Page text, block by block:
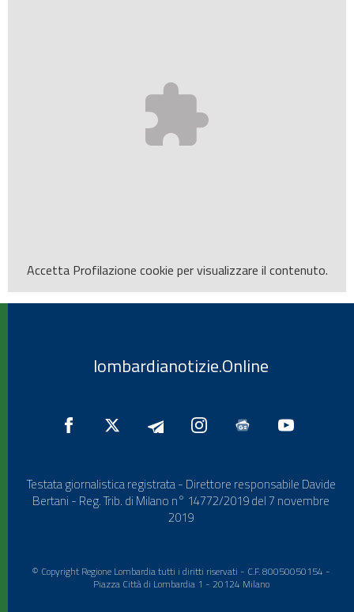
Accetta Profilazione cookie per visualizzare il contenuto.
lombardianotizie.Online
Testata giornalistica registrata - Direttore responsabile Davide
Bertani - Reg. Trib. di Milano n° 14772/2019 del 7 novembre
2019
© Copyright Regione Lombardia tutti i diritti riservati - C.F. 80050050154 -
Piazza Città di Lombardia 1 - 20124 Milano